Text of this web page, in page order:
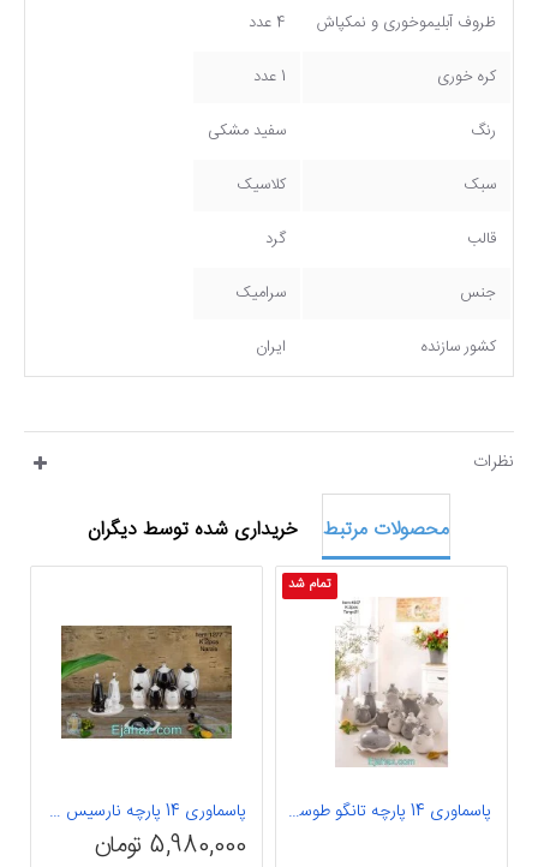
ظروف آبلیموخوری و نمکپاش 4 عدد
کره خوری 1 عدد
رنگ سفید مشکی
سبک کلاسیک
قالب گرد
جنس سرامیک
کشور سازنده ایران
نظرات
محصولات مرتبط خریداری شده توسط دیگران
تمام شد
پاسماوری 14 پارچه تانگو طوسی سفید پاسماوری 14 پارچه نارسیس سفید مشکی
5,980,000 تومان